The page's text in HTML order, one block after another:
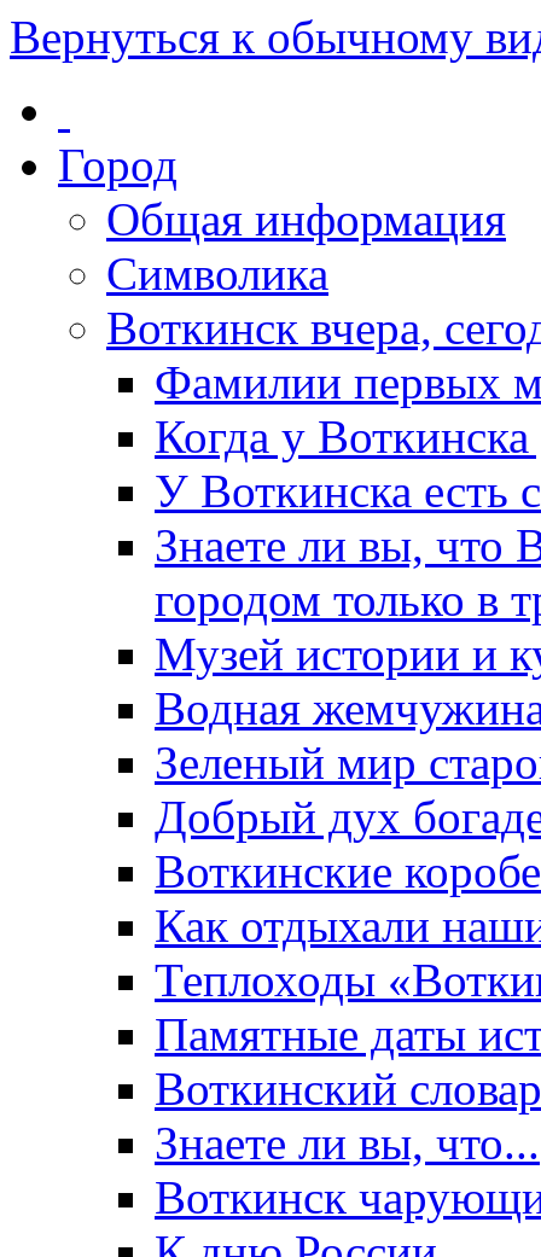
Вернуться к обычному
Город
Общая информация
Символика
Воткинск вчера,
Фамилии первых
Когда у
У Воткинска есть
Знаете ли вы, что
городом только в
Музей истории и
Водная
Зеленый мир
Добрый дух
Воткинские
Как отдыхали
Теплоходы
Памятные даты
Воткинский
Знаете ли вы, что...
Воткинск